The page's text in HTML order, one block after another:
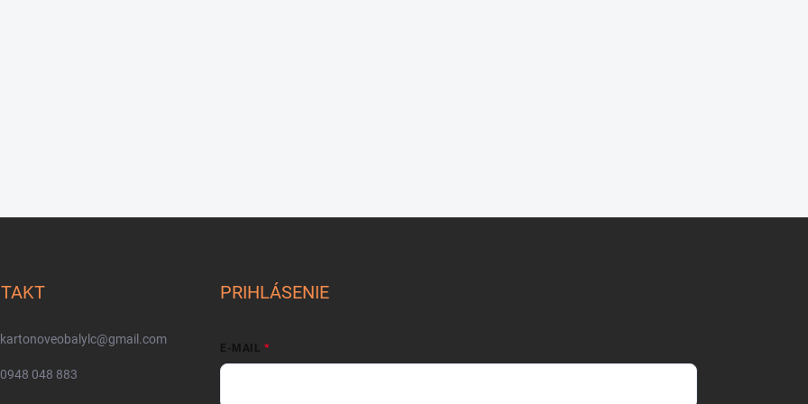
kartonoveobalylc@gmail.com
0948 048 883
PRIHLÁSENIE
E-MAIL